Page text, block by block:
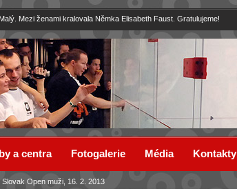
Mezi ženami kralovala Němka Elisabeth Faust. Gratulujeme!
Slovak Open muži, 16. 2. 2013
a centra Fotogalerie Média Kontakty